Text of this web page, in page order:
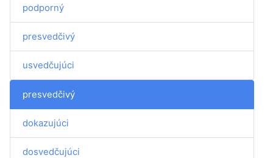
podporný
presvedčivý
usvedčujúci
presvedčivý
dokazujúci
dosvedčujúci